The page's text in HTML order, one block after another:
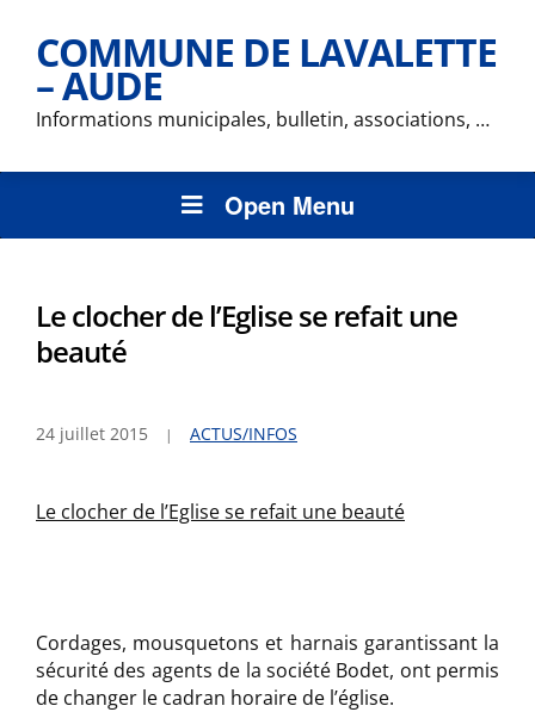
COMMUNE DE LAVALETTE
– AUDE
Informations municipales, bulletin, associations, …
Open Menu
Le clocher de l’Eglise se refait une
beauté
24 juillet 2015 ACTUS/INFOS
Le clocher de l’Eglise se refait une beauté
Cordages, mousquetons et harnais garantissant la
sécurité des agents de la société Bodet, ont permis
de changer le cadran horaire de l’église.